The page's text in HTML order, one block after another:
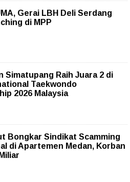
Gerai LBH Deli Serdang
di MPP
Simatupang Raih Juara 2 di
Taekwondo
2026 Malaysia
Bongkar Sindikat Scamming
di Apartemen Medan, Korban